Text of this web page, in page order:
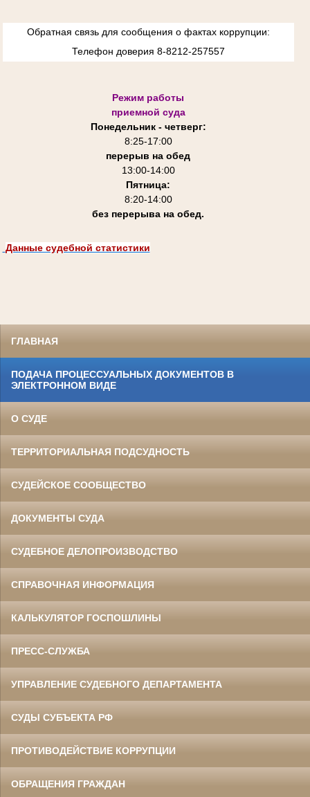
Обратная связь для сообщения о фактах коррупции:
Телефон доверия 8-8212-257557
Режим работы
приемной суда
Понедельник - четверг:
8:25-17:00
перерыв на обед
13:00-14:00
Пятница:
8:20-14:00
без перерыва на обед.
Данные судебной статистики
ГЛАВНАЯ
ПОДАЧА ПРОЦЕССУАЛЬНЫХ ДОКУМЕНТОВ В
ЭЛЕКТРОННОМ ВИДЕ
О СУДЕ
ТЕРРИТОРИАЛЬНАЯ ПОДСУДНОСТЬ
СУДЕЙСКОЕ СООБЩЕСТВО
ДОКУМЕНТЫ СУДА
СУДЕБНОЕ ДЕЛОПРОИЗВОДСТВО
СПРАВОЧНАЯ ИНФОРМАЦИЯ
КАЛЬКУЛЯТОР ГОСПОШЛИНЫ
ПРЕСС-СЛУЖБА
УПРАВЛЕНИЕ СУДЕБНОГО ДЕПАРТАМЕНТА
СУДЫ СУБЪЕКТА РФ
ПРОТИВОДЕЙСТВИЕ КОРРУПЦИИ
ОБРАЩЕНИЯ ГРАЖДАН